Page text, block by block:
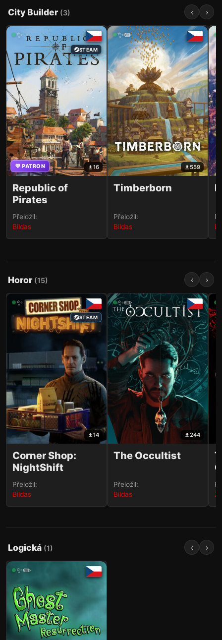
City Builder (3) ‹ ›
✨
STEAM
💜 PATRON 16
Republic of
Pirates
Přeložil:
Bildas
✨✏️
559
Timberborn
Přeložil:
Bildas
Horor (15) ‹ ›
✨
STEAM
14
Corner Shop:
NightShift
Přeložil:
Bildas
✨✏️
244
The Occultist
Přeložil:
Bildas
Logická (1) ‹ ›
✨✏️